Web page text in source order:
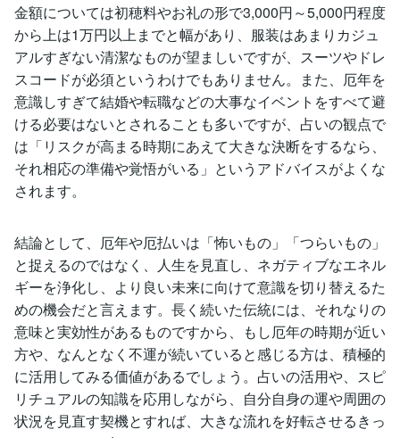
金額については初穂料やお礼の形で3,000円～5,000円程度
から上は1万円以上までと幅があり、服装はあまりカジュ
アルすぎない清潔なものが望ましいですが、スーツやドレ
スコードが必須というわけでもありません。また、厄年を
意識しすぎて結婚や転職などの大事なイベントをすべて避
ける必要はないとされることも多いですが、占いの観点で
は「リスクが高まる時期にあえて大きな決断をするなら、
それ相応の準備や覚悟がいる」というアドバイスがよくな
されます。
結論として、厄年や厄払いは「怖いもの」「つらいもの」
と捉えるのではなく、人生を見直し、ネガティブなエネル
ギーを浄化し、より良い未来に向けて意識を切り替えるた
めの機会だと言えます。長く続いた伝統には、それなりの
意味と実効性があるものですから、もし厄年の時期が近い
方や、なんとなく不運が続いていると感じる方は、積極的
に活用してみる価値があるでしょう。占いの活用や、スピ
リチュアルの知識を応用しながら、自分自身の運や周囲の
状況を見直す契機とすれば、大きな流れを好転させるきっ